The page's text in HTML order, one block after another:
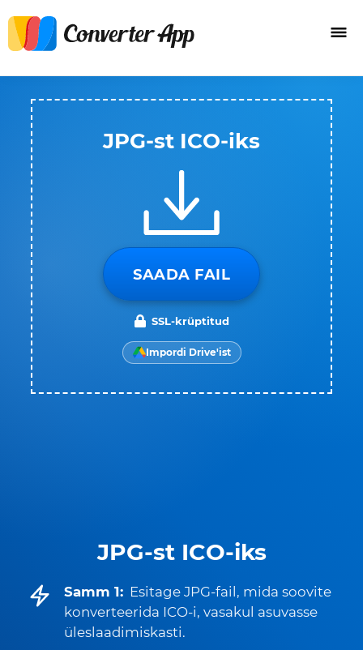
JPG-st ICO-iks
Samm 1: Esitage JPG-fail, mida soovite
konverteerida ICO-i, vasakul asuvasse
üleslaadimiskasti.
JPG-st ICO-iks
SAADA FAIL
SSL-krüptitud
Impordi Drive'ist